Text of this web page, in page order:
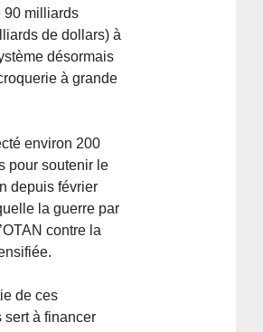
90 milliards
de dollars) à
désormais
à grande
environ 200
pour soutenir le
depuis février
la guerre par
contre la
de ces
sert à financer